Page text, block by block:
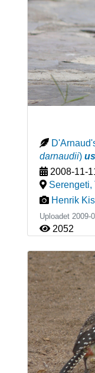
darnaudii)
2008-11-
Serengeti,
Henrik
Uploadet 2009-
2052